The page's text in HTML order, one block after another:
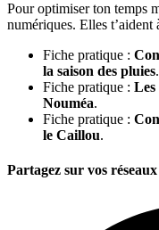
Pour optimiser ton temps
numériques. Elles t’aident
Fiche pratique :
la saison des pluies.
Fiche pratique : Les
Nouméa.
Fiche pratique :
le Caillou.
Partagez sur vos réseaux